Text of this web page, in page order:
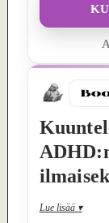
Lue lisää ▾